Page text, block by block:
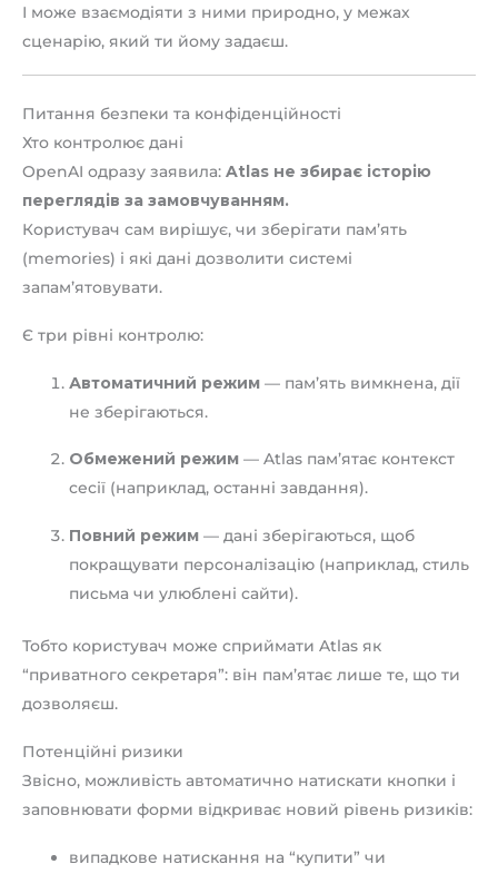
І може взаємодіяти з ними природно, у межах
сценарію, який ти йому задаєш.
Питання безпеки та конфіденційності
Хто контролює дані
OpenAI одразу заявила: Atlas не збирає історію
переглядів за замовчуванням.
Користувач сам вирішує, чи зберігати пам’ять
(memories) і які дані дозволити системі
запам’ятовувати.
Є три рівні контролю:
Автоматичний режим — пам’ять вимкнена, дії
не зберігаються.
Обмежений режим — Atlas пам’ятає контекст
сесії (наприклад, останні завдання).
Повний режим — дані зберігаються, щоб
покращувати персоналізацію (наприклад, стиль
письма чи улюблені сайти).
Тобто користувач може сприймати Atlas як
“приватного секретаря”: він пам’ятає лише те, що ти
дозволяєш.
Потенційні ризики
Звісно, можливість автоматично натискати кнопки і
заповнювати форми відкриває новий рівень ризиків:
випадкове натискання на “купити” чи